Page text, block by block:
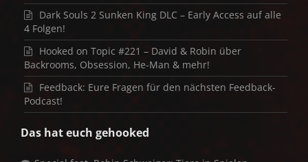
Dark Souls 2 Sunken King DLC – Early Access auf alle
4 Folgen!
Hooked on Topic #221 – David & Robin über
Backrooms, Obsession, He-Man & mehr!
Feedback: Eure Fragen für den nächsten Feedback-
Podcast!
Das hat euch gehooked